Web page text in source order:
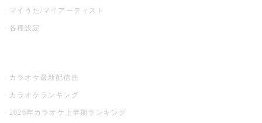
マイうた/マイアーティスト
各種設定
カラオケ最新配信曲
カラオケランキング
2026年カラオケ上半期ランキング